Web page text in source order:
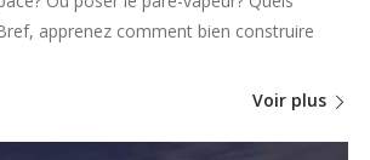
apprenez comment bien construire
Voir plus